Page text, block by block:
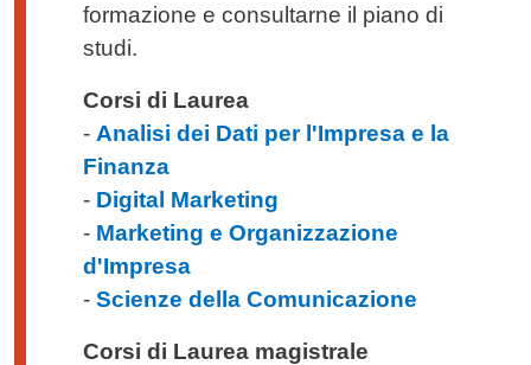
formazione e consultarne il piano di
studi.
Corsi di Laurea
- Analisi dei Dati per l'Impresa e la
Finanza
- Digital Marketing
- Marketing e Organizzazione
d'Impresa
- Scienze della Comunicazione
Corsi di Laurea magistrale